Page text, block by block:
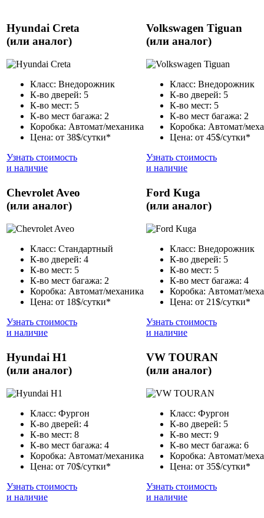
Hyundai Creta
(или аналог)
Класс: Внедорожник
К-во дверей: 5
К-во мест: 5
К-во мест багажа: 2
Коробка: Автомат/механика
Цена: от 38$/сутки*
Узнать стоимость
и наличие
Volkswagen Tiguan
(или аналог)
Класс: Внедорожник
К-во дверей: 5
К-во мест: 5
К-во мест багажа: 2
Коробка: Автомат/
Цена: от 45$/сутки*
Узнать стоимость
и наличие
Chevrolet Aveo
(или аналог)
Класс: Стандартный
К-во дверей: 4
К-во мест: 5
К-во мест багажа: 2
Коробка: Автомат/механика
Цена: от 18$/сутки*
Узнать стоимость
и наличие
Ford Kuga
(или аналог)
Класс: Внедорожник
К-во дверей: 5
К-во мест: 5
К-во мест багажа: 4
Коробка: Автомат/
Цена: от 21$/сутки*
Узнать стоимость
и наличие
Hyundai H1
(или аналог)
Класс: Фургон
К-во дверей: 4
К-во мест: 8
К-во мест багажа: 4
Коробка: Автомат/механика
Цена: от 70$/сутки*
Узнать стоимость
и наличие
VW TOURAN
(или аналог)
Класс: Фургон
К-во дверей: 5
К-во мест: 9
К-во мест багажа: 6
Коробка: Автомат/
Цена: от 35$/сутки*
Узнать стоимость
и наличие